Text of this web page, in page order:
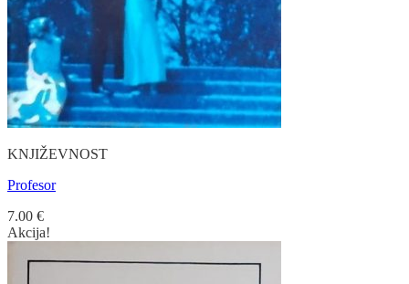
KNJIŽEVNOST
Profesor
7.00 €
Akcija!